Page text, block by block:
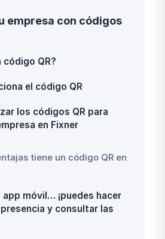
empresa con códigos
código QR?
el código QR
los códigos QR para
en Fixner
tiene un código QR en
app móvil… ¡puedes hacer
y consultar las